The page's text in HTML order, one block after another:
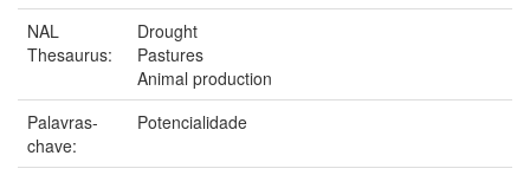
NAL
Thesaurus:
Drought
Pastures
Animal production
Palavras-
chave:
Potencialidade